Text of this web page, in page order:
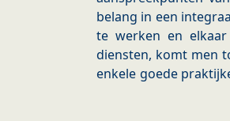
belang in een
te werken en
diensten, komt men
enkele goede